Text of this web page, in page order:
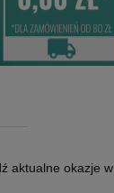
aktualne okazje w